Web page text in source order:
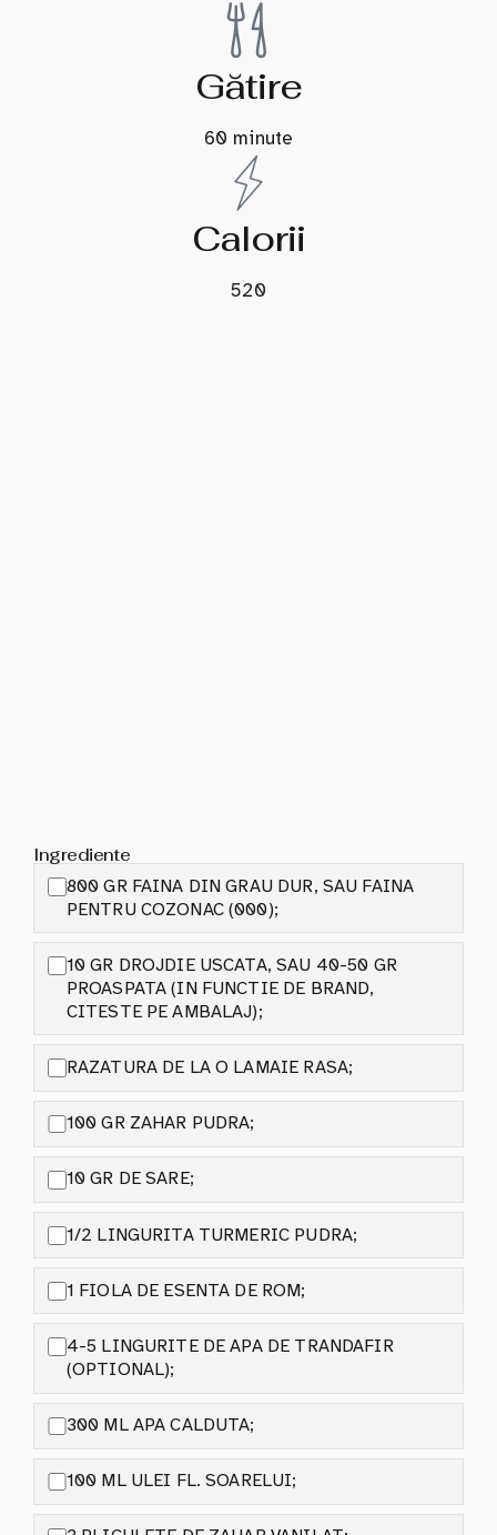
Gătire
60 minute
Calorii
520
Ingrediente
800 GR FAINA DIN GRAU DUR, SAU FAINA
PENTRU COZONAC (000);
10 GR DROJDIE USCATA, SAU 40-50 GR
PROASPATA (IN FUNCTIE DE BRAND,
CITESTE PE AMBALAJ);
RAZATURA DE LA O LAMAIE RASA;
100 GR ZAHAR PUDRA;
10 GR DE SARE;
1/2 LINGURITA TURMERIC PUDRA;
1 FIOLA DE ESENTA DE ROM;
4-5 LINGURITE DE APA DE TRANDAFIR
(OPTIONAL);
300 ML APA CALDUTA;
100 ML ULEI FL. SOARELUI;